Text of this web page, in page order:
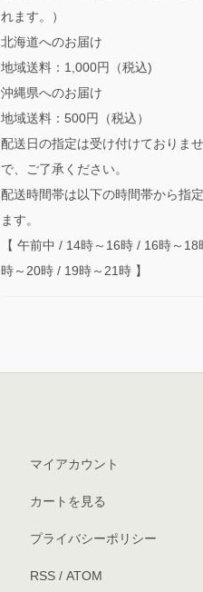
れます。）
北海道へのお届け
地域送料：1,000円（税込)
沖縄県へのお届け
地域送料：500円（税込）
配送日の指定は受け付けておりま
で、ご了承ください。
配送時間帯は以下の時間帯から指
ます。
【 午前中 / 14時～16時 / 16時～18
時～20時 / 19時～21時 】
マイアカウント
カートを見る
プライバシーポリシー
RSS/ ATOM